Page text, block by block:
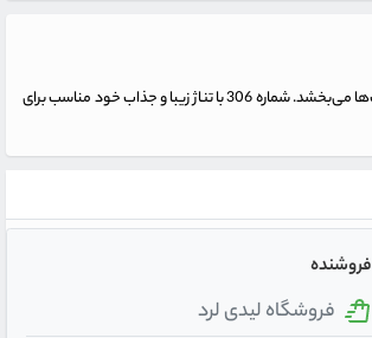
، انتخابی مناسب برای آرایش‌های مدرن و شیک است. این محصول با ترکیب رنگی خاص و فرمولاسیون مغذی، لب‌ها را نرم و مرطوب نگه می‌دارد و ظاهری مات و ماندگار به لب‌ها می‌بخشد. شماره 306 با تناژ زیبا و جذاب خود مناسب برای
فروشنده
فروشگاه لیدی لرد